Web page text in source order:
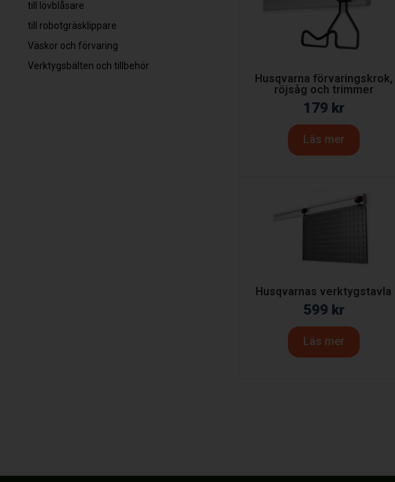
till lövblåsare
till robotgräsklippare
Väskor och förvaring
Verktygsbälten och tillbehör
Husqvarna förvaringskrok,
röjsåg och trimmer
179 kr
Läs mer
Husqvarnas verktygstavla
599 kr
Läs mer